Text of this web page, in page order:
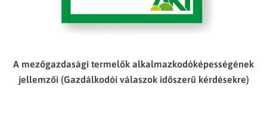
A mezőgazdasági termelők alkalmazkodóképességének
jellemzői (Gazdálkodói válaszok időszerű kérdésekre)